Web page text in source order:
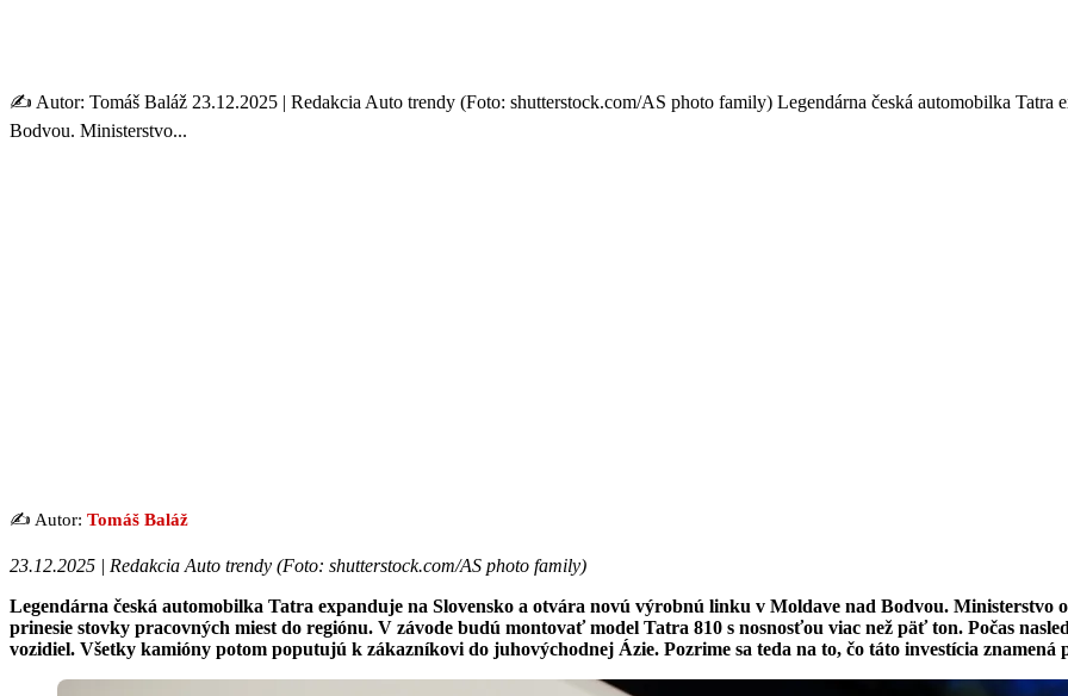
✍️ Autor: Tomáš Baláž 23.12.2025 | Redakcia Auto trendy (Foto: shutterstock.com/AS photo family) Legendárna česká automobilka
Bodvou. Ministerstvo...
✍️ Autor: Tomáš Baláž
23.12.2025 | Redakcia Auto trendy (Foto: shutterstock.com/AS photo family)
Legendárna česká automobilka Tatra expanduje na Slovensko a otvára novú výrobnú linku v Moldave nad Bodvou.
prinesie stovky pracovných miest do regiónu. V závode budú montovať model Tatra 810 s nosnosťou viac než päť ton. Počas
vozidiel. Všetky kamióny potom poputujú k zákazníkovi do juhovýchodnej Ázie. Pozrime sa teda na to, čo táto investícia